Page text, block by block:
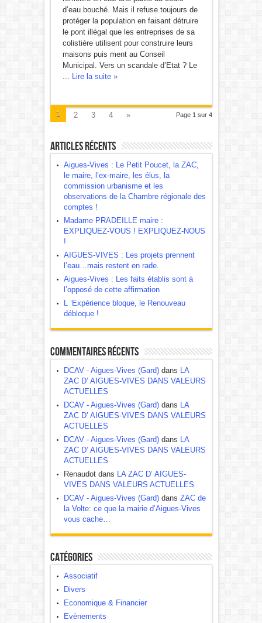
d’eau bouché. Mais il refuse toujours de
protéger la population en faisant détruire
le pont illégal que les entreprises de sa
colistière utilisent pour construire leurs
maisons puis ment au Conseil
Municipal. Vers un scandale d’Etat ? Le
... Lire la suite »
Page 1 sur 4
1 2 3 4 »
Articles récents
Aigues-Vives : Le Petit Poucet, la ZAC,
le maire, l’ex-maire, les élus, la
commission urbanisme et les
observations de la Chambre régionale des
comptes !
Madame PRADEILLE maire :
EXPLIQUEZ-VOUS ! EXPLIQUEZ-NOUS
!
AIGUES-VIVES : Les projets prennent
l’eau…mais restent en rade.
Aigues-Vives : Les faits établis sont à
l’opposé de cette affirmation
L ‘Expérience bloque, le Renouveau
débloque !
Commentaires récents
DCAV - Aigues-Vives (Gard)dans LA
ZAC D’ AIGUES-VIVES DANS VALEURS
ACTUELLES
DCAV - Aigues-Vives (Gard)dans LA
ZAC D’ AIGUES-VIVES DANS VALEURS
ACTUELLES
DCAV - Aigues-Vives (Gard)dans LA
ZAC D’ AIGUES-VIVES DANS VALEURS
ACTUELLES
Renaudot dans LA ZAC D’ AIGUES-
VIVES DANS VALEURS ACTUELLES
DCAV - Aigues-Vives (Gard)dans ZAC de
la Volte: ce que la mairie d’Aigues-Vives
vous cache…
Catégories
Associatif
Divers
Economique & Financier
Evènements